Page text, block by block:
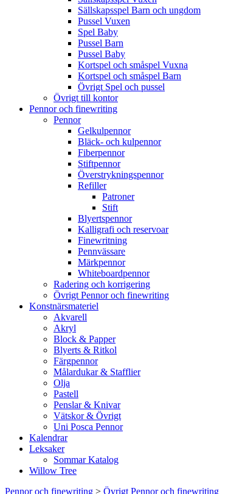
Sällskapsspel Barn och ungdom
Pussel Vuxen
Spel Baby
Pussel Barn
Pussel Baby
Kortspel och småspel Vuxna
Kortspel och småspel Barn
Övrigt Spel och pussel
Övrigt till kontor
Pennor och finewriting
Pennor
Gelkulpennor
Bläck- och kulpennor
Fiberpennor
Stiftpennor
Överstrykningspennor
Refiller
Patroner
Stift
Blyertspennor
Kalligrafi och reservoar
Finewritning
Pennvässare
Märkpennor
Whiteboardpennor
Radering och korrigering
Övrigt Pennor och finewriting
Konstnärsmateriel
Akvarell
Akryl
Block & Papper
Blyerts & Ritkol
Färgpennor
Målardukar & Stafflier
Olja
Pastell
Penslar & Knivar
Vätskor & Övrigt
Uni Posca Pennor
Kalendrar
Leksaker
Sommar Katalog
Willow Tree
Pennor och finewriting > Övrigt Pennor och finewriting